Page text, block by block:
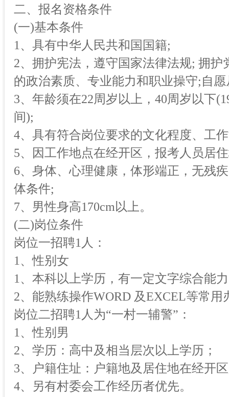
二、报名资格条件
(一)基本条件
1、具有中华人民共和国国籍;
2、拥护宪法，遵守国家法律法规; 拥
的政治素质、专业能力和职业操守;自
3、年龄须在22周岁以上，40周岁以下
间);
4、具有符合岗位要求的文化程度、工
5、因工作地点在经开区，报考人员居
6、身体、心理健康，体形端正，无残
体条件;
7、男性身高170cm以上。
(二)岗位条件
岗位一招聘1人：
1、性别女
1、本科以上学历，有一定文字综合能
2、能熟练操作WORD 及EXCEL等常用
岗位二招聘1人为“一村一辅警”：
1、性别男
2、学历：高中及相当层次以上学历；
3、户籍住址：户籍地及居住地在经开
4、另有村委会工作经历者优先。